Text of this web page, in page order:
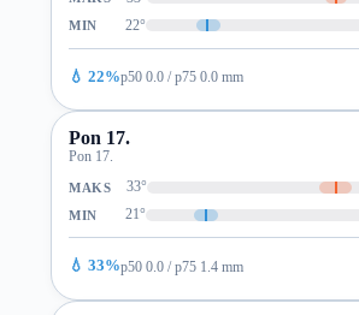
MIN 22°
💧 22%p50 0.0 / p75 0.0 mm
Pon 17.
Pon 17.
MAKS 33°
MIN 21°
💧 33%p50 0.0 / p75 1.4 mm